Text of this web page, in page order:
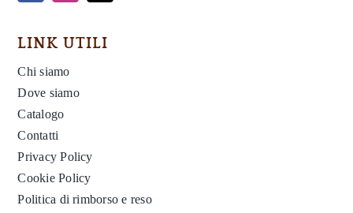
LINK UTILI
Chi siamo
Dove siamo
Catalogo
Contatti
Privacy Policy
Cookie Policy
Politica di rimborso e reso